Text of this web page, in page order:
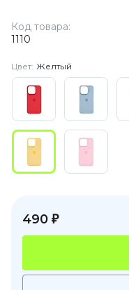
Код товара:
1110
Цвет: Желтый
490 ₽